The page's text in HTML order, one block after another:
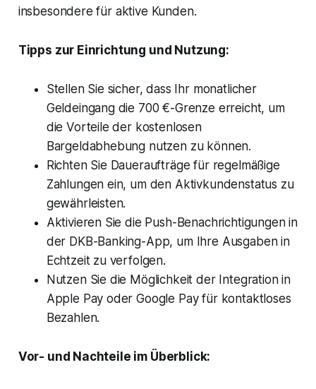
insbesondere für aktive Kunden.
Tipps zur Einrichtung und Nutzung:
Stellen Sie sicher, dass Ihr monatlicher
Geldeingang die 700 €-Grenze erreicht, um
die Vorteile der kostenlosen
Bargeldabhebung nutzen zu können.
Richten Sie Daueraufträge für regelmäßige
Zahlungen ein, um den Aktivkundenstatus zu
gewährleisten.
Aktivieren Sie die Push-Benachrichtigungen in
der DKB-Banking-App, um Ihre Ausgaben in
Echtzeit zu verfolgen.
Nutzen Sie die Möglichkeit der Integration in
Apple Pay oder Google Pay für kontaktloses
Bezahlen.
Vor- und Nachteile im Überblick: